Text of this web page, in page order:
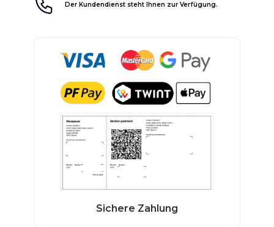
Der Kundendienst steht Ihnen zur Verfügung.